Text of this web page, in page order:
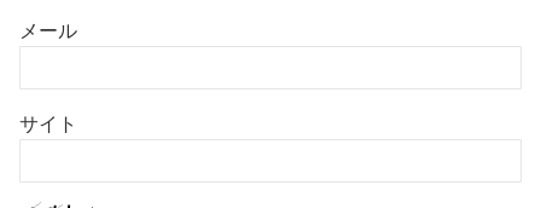
メール
サイト